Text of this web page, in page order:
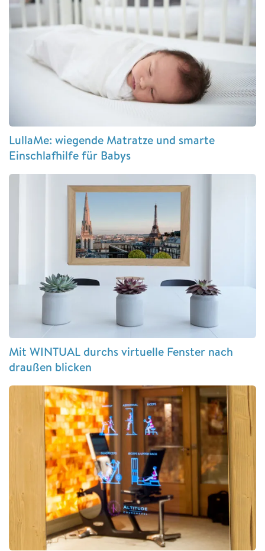
LullaMe: wiegende Matratze und smarte
Einschlafhilfe für Babys
Mit WINTUAL durchs virtuelle Fenster nach
draußen blicken